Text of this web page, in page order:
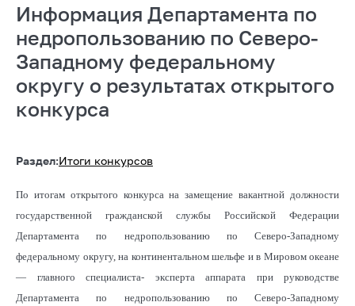
Информация Департамента по
недропользованию по Северо-
Западному федеральному
округу о результатах открытого
конкурса
Раздел:Итоги конкурсов
По итогам открытого конкурса на замещение вакантной должности
государственной гражданской службы Российской Федерации
Департамента по недропользованию по Северо-Западному
федеральному округу, на континентальном шельфе и в Мировом океане
— главного специалиста- эксперта аппарата при руководстве
Департамента по недропользованию по Северо-Западному